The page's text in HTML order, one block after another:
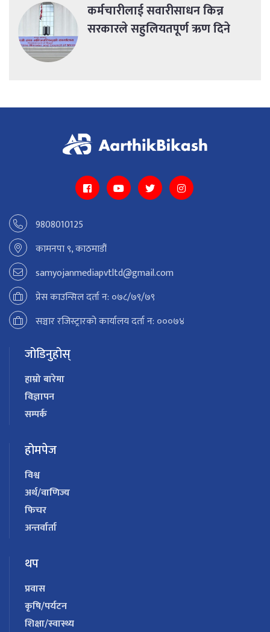
कर्मचारीलाई सवारीसाधन किन्न
सरकारले सहुलियतपूर्ण ऋण दिने
9808010125
कामनपा ९, काठमाडौं
samyojanmediapvtltd@gmail.com
प्रेस काउन्सिल दर्ता न: ०७८/७९/७९
सञ्चार रजिस्ट्रारको कार्यालय दर्ता न: ०००७४
जोडिनुहोस्
हाम्रो बारेमा
विज्ञापन
सम्पर्क
होमपेज
विश्व
अर्थ/वाणिज्य
फिचर
अन्तर्वार्ता
थप
प्रवास
कृषि/पर्यटन
शिक्षा/स्वास्थ्य